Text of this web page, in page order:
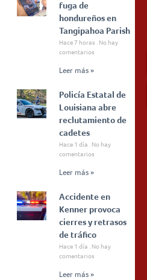
fuga de
hondureños en
Tangipahoa Parish
Hace 7 horas
No hay
comentarios
Leer más »
Policía Estatal de
Louisiana abre
reclutamiento de
cadetes
Hace 1 día
No hay
comentarios
Leer más »
Accidente en
Kenner provoca
cierres y retrasos
de tráfico
Hace 1 día
No hay
comentarios
Leer más »